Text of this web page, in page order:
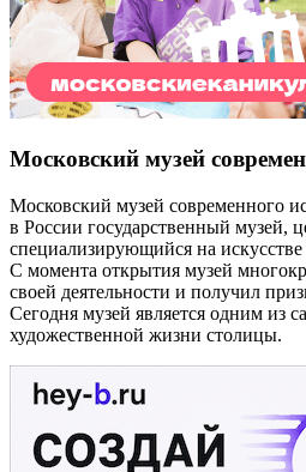
Московский музей
Московский музей современного
в России государственный музей,
специализирующийся на
С момента открытия музей
своей деятельности и получил
Сегодня музей является одним из
художественной жизни столицы.